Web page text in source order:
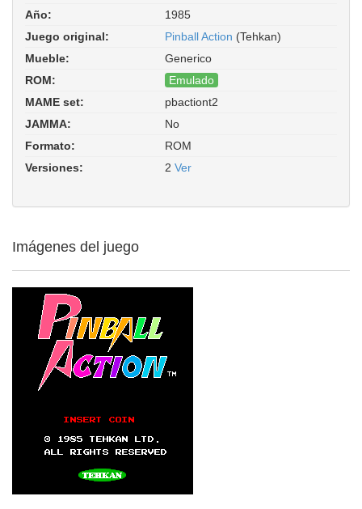
Año:
1985
Juego original:
Pinball Action (Tehkan)
Mueble:
Generico
ROM:
Emulado
MAME set:
pbactiont2
display). ROM Parent: pbaction. Driver:
tecmo/pbaction.cpp
JAMMA:
No
Formato:
ROM
Versiones:
2 Ver
Imágenes del juego